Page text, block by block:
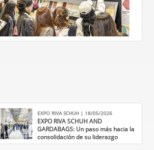
EXPO RIVA SCHUH | 18/05/2026
EXPO RIVA SCHUH AND
GARDABAGS: Un paso más hacia la
consolidación de su liderazgo
internacional